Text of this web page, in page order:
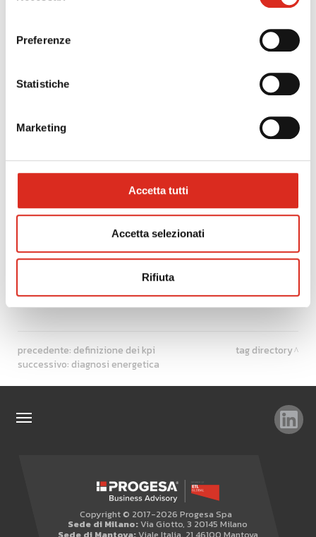
Preferenze
Statistiche
Marketing
Accetta tutti
Accetta selezionati
Rifiuta
PIANIFICAZIONE E CONTROLLO: DEFINIZIONE
DEL BUDGETING
Sistemi informativi
precedente: definizione dei kpi
successivo: diagnosi energetica
tag directory
AREA RISERVATACopyright © 2017-2026 Progesa Spa
Sede di Milano:Via Giotto, 3 20145 Milano